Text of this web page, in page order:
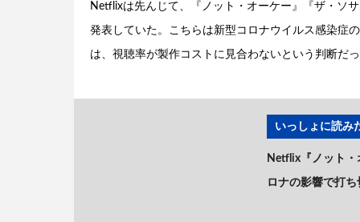
Netflixは先んじて、『ノット・オーケー』『ザ・ソ
発表していた。こちらは新型コロナウイルス感染症
は、視聴率が製作コストに見合わないという判断だっ
いっしょに読み
Netflix『ノット・
ロナの影響で打